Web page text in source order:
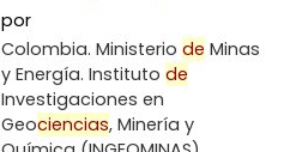
por
Colombia. Ministerio de Minas
y Energía. Instituto de
Investigaciones en
Geociencias, Minería y